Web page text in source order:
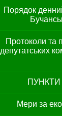
Порядок
Протоколи та
депутатських
ПУНКТИ
Мери за